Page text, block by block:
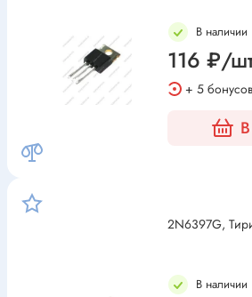
В наличии
116 ₽/
+ 5 бонусов
2N6397G,
В наличии